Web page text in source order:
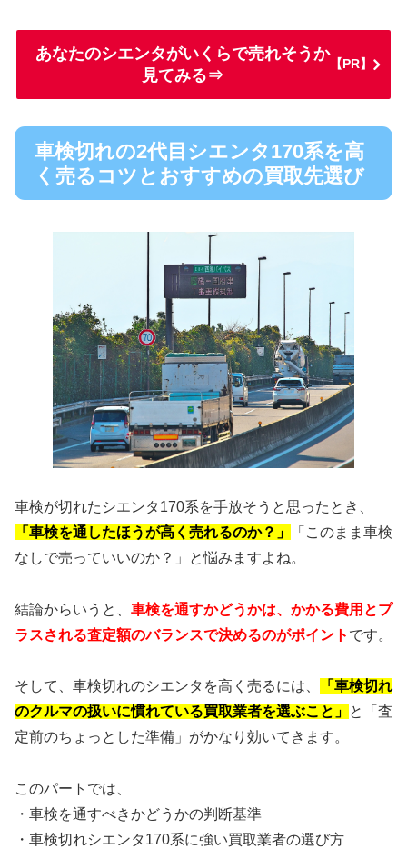
あなたのシエンタがいくらで売れそうか
見てみる⇒
【PR】
車検切れの2代目シエンタ170系を高
く売るコツとおすすめの買取先選び
車検が切れたシエンタ170系を手放そうと思ったとき、
「車検を通したほうが高く売れるのか？」
「このまま車検
なしで売っていいのか？」と悩みますよね。
結論からいうと、 車検を通すかどうかは、かかる費用とプ
ラスされる査定額のバランスで決めるのがポイント です。
そして、車検切れのシエンタを高く売るには、
「車検切れ
のクルマの扱いに慣れている買取業者を選ぶこと」 と「査
定前のちょっとした準備」がかなり効いてきます。
このパートでは、
・車検を通すべきかどうかの判断基準
・車検切れシエンタ170系に強い買取業者の選び方